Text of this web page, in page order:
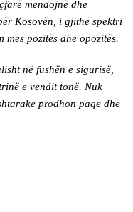
mendojnë dhe
Kosovën, i gjithë spektri
pozitës dhe opozitës.
në fushën e sigurisë,
e vendit tonë. Nuk
prodhon paqe dhe